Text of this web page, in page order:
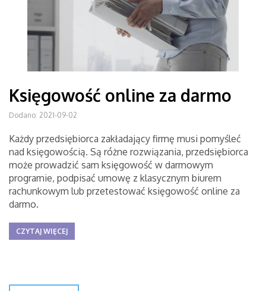
Księgowość online za darmo
Dodano: 2021-09-02
Każdy przedsiębiorca zakładający firmę musi pomyśleć
nad księgowością. Są różne rozwiązania, przedsiębiorca
może prowadzić sam księgowość w darmowym
programie, podpisać umowę z klasycznym biurem
rachunkowym lub przetestować księgowość online za
darmo.
CZYTAJ WIĘCEJ